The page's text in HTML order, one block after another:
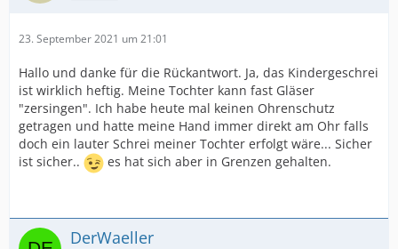
23. September 2021 um 21:01
Hallo und danke für die Rückantwort. Ja, das Kindergeschrei
ist wirklich heftig. Meine Tochter kann fast Gläser
"zersingen". Ich habe heute mal keinen Ohrenschutz
getragen und hatte meine Hand immer direkt am Ohr falls
doch ein lauter Schrei meiner Tochter erfolgt wäre... Sicher
ist sicher..
es hat sich aber in Grenzen gehalten.
DerWaeller